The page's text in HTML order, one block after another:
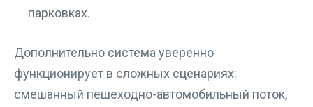
парковках.
Дополнительно система уверенно
функционирует в сложных сценариях:
смешанный пешеходно-автомобильный поток,